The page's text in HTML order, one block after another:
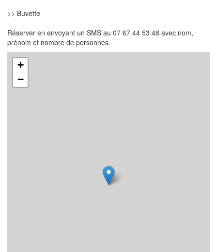
>> Buvette
Réserver en envoyant un SMS au 07 67 44 53 48 avec nom,
prénom et nombre de personnes.
+
−